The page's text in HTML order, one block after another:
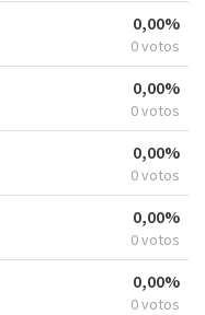
0,00%
0 votos
0,00%
0 votos
0,00%
0 votos
0,00%
0 votos
0,00%
0 votos